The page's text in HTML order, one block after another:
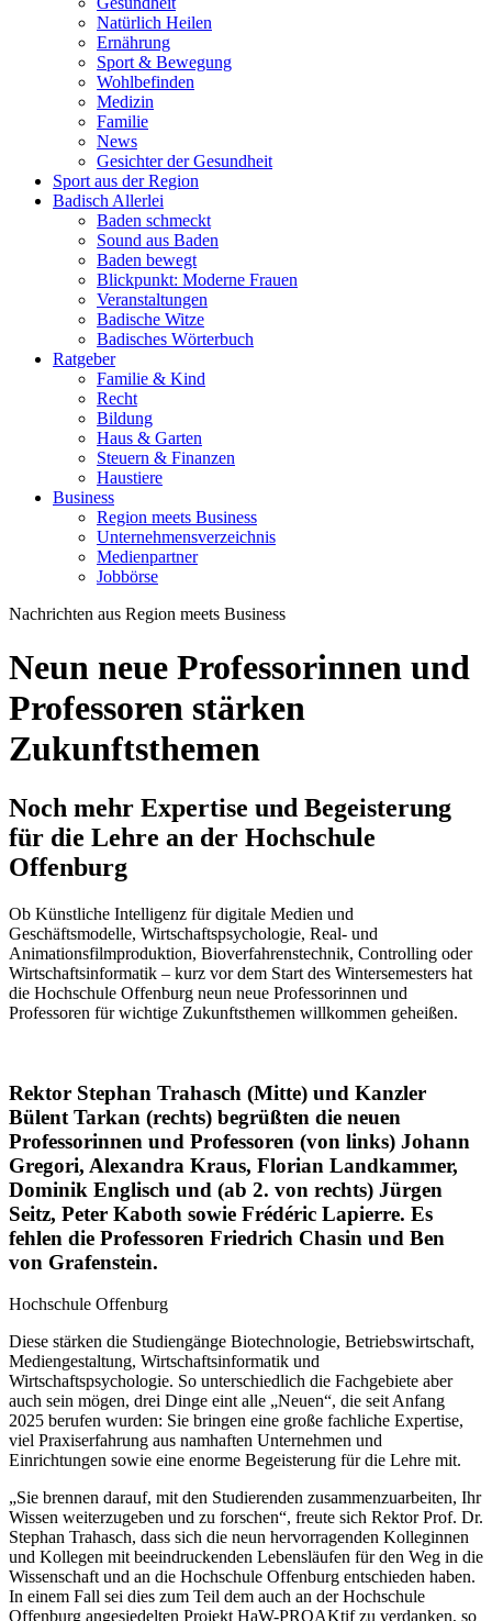
Natürlich Heilen
Ernährung
Sport & Bewegung
Wohlbefinden
Medizin
Familie
News
Gesichter der Gesundheit
Sport aus der Region
Badisch Allerlei
Baden schmeckt
Sound aus Baden
Baden bewegt
Blickpunkt: Moderne Frauen
Veranstaltungen
Badische Witze
Badisches Wörterbuch
Ratgeber
Familie & Kind
Recht
Bildung
Haus & Garten
Steuern & Finanzen
Haustiere
Business
Region meets Business
Unternehmensverzeichnis
Medienpartner
Jobbörse
Nachrichten aus Region meets Business
Neun neue Professorinnen und
Professoren stärken
Zukunftsthemen
Noch mehr Expertise und Begeisterung
für die Lehre an der Hochschule
Offenburg
Ob Künstliche Intelligenz für digitale Medien und
Geschäftsmodelle, Wirtschaftspsychologie, Real- und
Animationsfilmproduktion, Bioverfahrenstechnik, Controlling oder
Wirtschaftsinformatik – kurz vor dem Start des Wintersemesters hat
die Hochschule Offenburg neun neue Professorinnen und
Professoren für wichtige Zukunftsthemen willkommen geheißen.
Rektor Stephan Trahasch (Mitte) und Kanzler
Bülent Tarkan (rechts) begrüßten die neuen
Professorinnen und Professoren (von links) Johann
Gregori, Alexandra Kraus, Florian Landkammer,
Dominik Englisch und (ab 2. von rechts) Jürgen
Seitz, Peter Kaboth sowie Frédéric Lapierre. Es
fehlen die Professoren Friedrich Chasin und Ben
von Grafenstein.
Hochschule Offenburg
Diese stärken die Studiengänge Biotechnologie, Betriebswirtschaft,
Mediengestaltung, Wirtschaftsinformatik und
Wirtschaftspsychologie. So unterschiedlich die Fachgebiete aber
auch sein mögen, drei Dinge eint alle „Neuen“, die seit Anfang
2025 berufen wurden: Sie bringen eine große fachliche Expertise,
viel Praxiserfahrung aus namhaften Unternehmen und
Einrichtungen sowie eine enorme Begeisterung für die Lehre mit.
„Sie brennen darauf, mit den Studierenden zusammenzuarbeiten, Ihr
Wissen weiterzugeben und zu forschen“, freute sich Rektor Prof. Dr.
Stephan Trahasch, dass sich die neun hervorragenden Kolleginnen
und Kollegen mit beeindruckenden Lebensläufen für den Weg in die
Wissenschaft und an die Hochschule Offenburg entschieden haben.
In einem Fall sei dies zum Teil dem auch an der Hochschule
Offenburg angesiedelten Projekt HaW-PROAKtif zu verdanken, so